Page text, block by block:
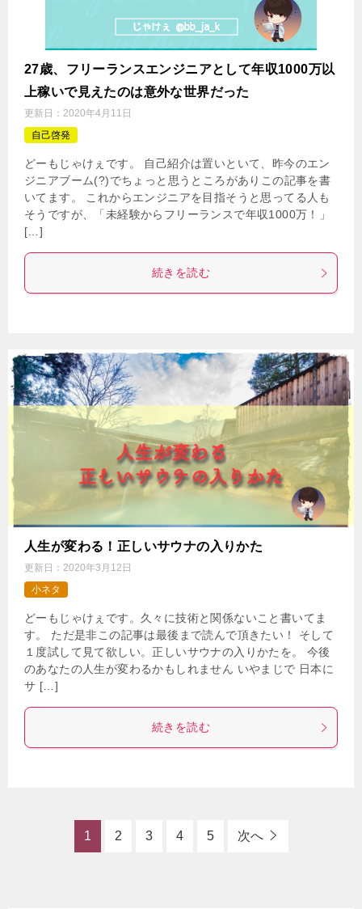
27歳、フリーランスエンジニアとして年収1000万以
上稼いで見えたのは意外な世界だった
更新日： 2020年4月11日
自己啓発
どーもじゃけぇです。 自己紹介は置いといて、昨今のエン
ジニアブーム(?)でちょっと思うところがありこの記事を書
いてます。 これからエンジニアを目指そうと思ってる人も
そうですが、「未経験からフリーランスで年収1000万！」
[…]
続きを読む
人生が変わる！正しいサウナの入りかた
更新日： 2020年3月12日
小ネタ
どーもじゃけぇです。久々に技術と関係ないこと書いてま
す。 ただ是非この記事は最後まで読んで頂きたい！ そして
１度試して見て欲しい。正しいサウナの入りかたを。 今後
のあなたの人生が変わるかもしれません いやまじで 日本に
サ […]
続きを読む
1 2 3 4 5 次へ